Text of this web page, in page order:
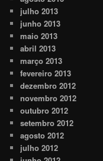
julho 2013
junho 2013
maio 2013
abril 2013
março 2013
fevereiro 2013
dezembro 2012
novembro 2012
outubro 2012
setembro 2012
agosto 2012
julho 2012